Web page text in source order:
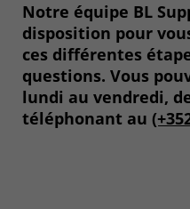
Notre équipe BL
disposition pour
ces différentes
questions. Vous
lundi au vendredi,
téléphonant au